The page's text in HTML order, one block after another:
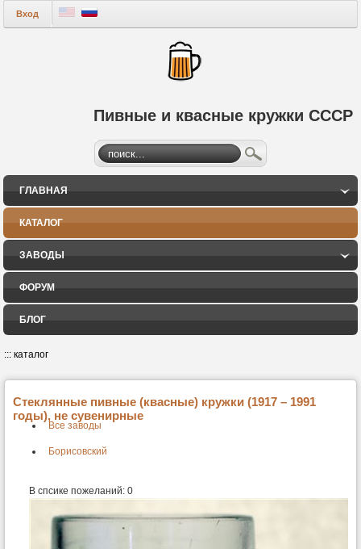
Пивные и квасные кружки СССР
Вход
ГЛАВНАЯ
КАТАЛОГ
ЗАВОДЫ
ФОРУМ
БЛОГ
::: каталог
Стеклянные пивные (квасные) кружки (1917 – 1991
годы), не сувенирные
Все заводы
Борисовский
В спсике пожеланий: 0